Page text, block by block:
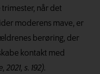
trimester, når det
moderens mave, er
berøring, der
kontakt med
2021, s. 192).